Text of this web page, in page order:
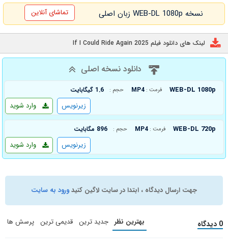
نسخه WEB-DL 1080p زبان اصلی تماشای آنلاین
لینک های دانلود فیلم If I Could Ride Again 2025
دانلود نسخه اصلی
WEB-DL 1080p فرمت : MP4 حجم : 1.6 گیگابایت
وارد شوید زیرنویس
WEB-DL 720p فرمت : MP4 حجم : 896 مگابایت
وارد شوید زیرنویس
جهت ارسال دیدگاه ، ابتدا در سایت لاگین کنیدورود به سایت
0 دیدگاه بهترین نظر جدید ترین قدیمی ترین پرسش ها